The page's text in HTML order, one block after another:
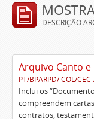
DESCRIÇÃO
Arquivo Canto e
PT/BPARPD/ COL/
Inclui os
compreendem
contratos,